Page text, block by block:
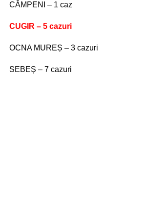
CÂMPENI – 1 caz
CUGIR – 5 cazuri
OCNA MUREȘ – 3 cazuri
SEBEȘ – 7 cazuri